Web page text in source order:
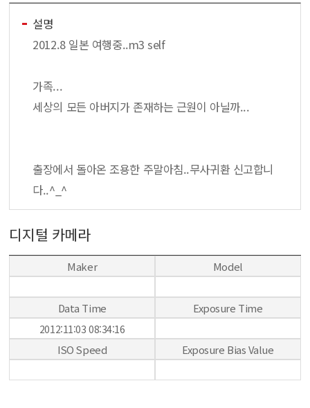
설명
2012.8 일본 여행중..m3 self
가족...
세상의 모든 아버지가 존재하는 근원이 아닐까...
출장에서 돌아온 조용한 주말아침..무사귀환 신고합니
다..^_^
디지털 카메라
Maker Model
Data Time
2012:11:03 08:34:16
Exposure Time
ISO Speed Exposure Bias Value